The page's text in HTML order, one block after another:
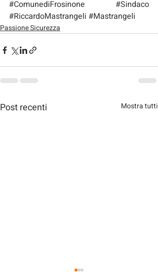
#ComunediFrosinone
#Sindaco
#RiccardoMastrangeli #Mastrangeli
Passione Sicurezza
Post recenti Mostra tutti